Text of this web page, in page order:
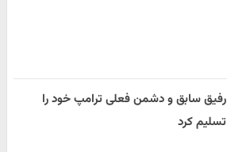
رفیق سابق و دشمن فعلی ترامپ خود را
تسلیم کرد